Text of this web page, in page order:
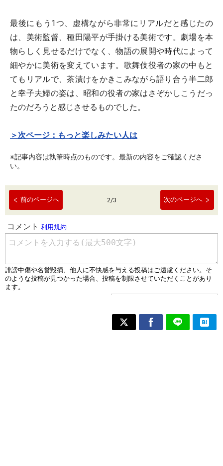
最後にもう1つ、虚構ながら非常にリアルだと感じたの
は、美術監督、種田陽平が手掛ける美術です。劇場を本
物らしく見せるだけでなく、物語の展開や時代によって
細やかに美術を変えています。歌舞伎役者の家の中もと
てもリアルで、茶漬けをかきこみながら語り合う半二郎
と幸子夫婦の姿は、昭和の役者の家はさぞかしこうだっ
たのだろうと感じさせるものでした。
＞次ページ：もっと楽しみたい人は
※記事内容は執筆時点のものです。最新の内容をご確認くださ
い。
前のページへ 2/3 次のページへ